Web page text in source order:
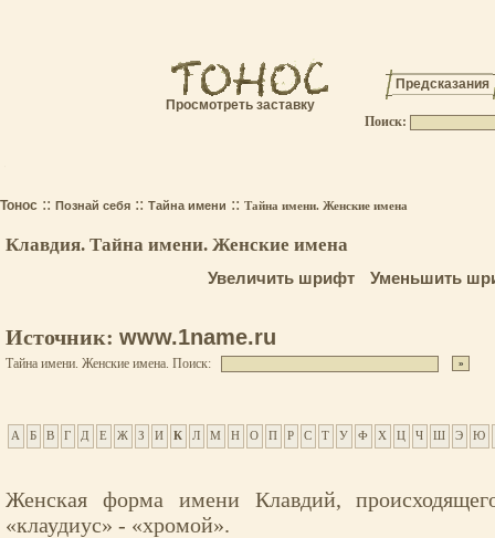
Предсказания
Поиск:
Тонос :: Познай себя :: Тайна имени :: Тайна имени. Женские имена
Клавдия. Тайна имени. Женские имена
Увеличить шрифт Уменьшить
Источник: www.1name.ru
Тайна имени. Женские имена. Поиск:
А Б В Г Д Е Ж З И К Л М Н О П Р С Т У Ф Х Ц Ч Ш Э Ю
Женская форма имени Клавдий,
«клаудиус» - «хромой».
Просмотреть заставку